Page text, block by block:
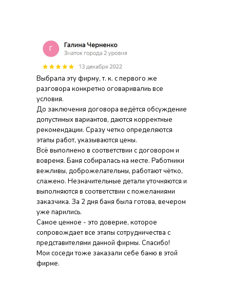
Выбрала эту фирму, т. к. с первого же
разговора конкретно оговаривалиь все
условия.
До заключения договора ведётся обсуждение
допустимых вариантов, даются корректные
рекомендации. Сразу четко определяются
этапы работ, указываются цены.
Всё выполнено в соответствии с договором и
вовремя. Баня собиралась на месте. Работники
вежливы, доброжелательны, работают чётко,
слажено. Незначительные детали уточняются и
выполняются в соответствии с пожеланиями
заказчика. За 2 дня баня была готова, вечером
уже парились.
Самое ценное - это доверие, которое
сопровождает все этапы сотрудничества с
представителями данной фирмы. Спасибо!
Мои соседи тоже заказали себе баню в этой
фирме.